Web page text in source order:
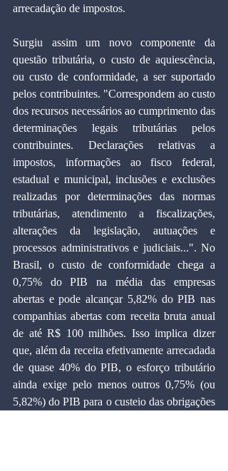
arrecadação de impostos.
Surgiu assim um novo componente da
questão tributária, o custo de aquiescência,
ou custo de conformidade, a ser suportado
pelos contribuintes. "Correspondem ao custo
dos recursos necessários ao cumprimento das
determinações legais tributárias pelos
contribuintes. Declarações relativas a
impostos, informações ao fisco federal,
estadual e municipal, inclusões e exclusões
realizadas por determinações das normas
tributárias, atendimento a fiscalizações,
alterações da legislação, autuações e
processos administrativos e judiciais...". No
Brasil, o custo de conformidade chega a
0,75% do PIB na média das empresas
abertas e pode alcançar 5,82% do PIB nas
companhias abertas com receita bruta anual
de até R$ 100 milhões. Isso implica dizer
que, além da receita efetivamente arrecadada
de quase 40% do PIB, o esforço tributário
ainda exige pelo menos outros 0,75% (ou
5,82%) do PIB para o custeio das obrigações